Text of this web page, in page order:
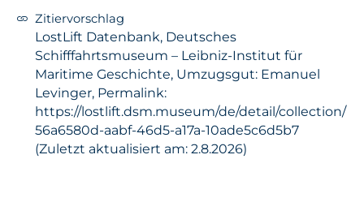
Zitiervorschlag
LostLift Datenbank, Deutsches
Schifffahrtsmuseum – Leibniz-Institut für
Maritime Geschichte, Umzugsgut: Emanuel
Levinger, Permalink:
https://lostlift.dsm.museum/de/detail/collection/
56a6580d-aabf-46d5-a17a-10ade5c6d5b7
(Zuletzt aktualisiert am: 2.8.2026)